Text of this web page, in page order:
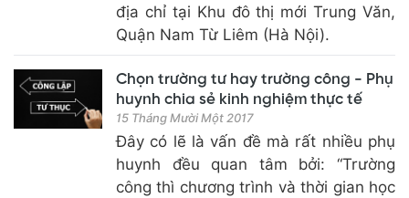
địa chỉ tại Khu đô thị mới Trung Văn,
Quận Nam Từ Liêm (Hà Nội).
Chọn trường tư hay trường công - Phụ
huynh chia sẻ kinh nghiệm thực tế
15 Tháng Mười Một 2017
Đây có lẽ là vấn đề mà rất nhiều phụ
huynh đều quan tâm bởi: “Trường
công thì chương trình và thời gian học